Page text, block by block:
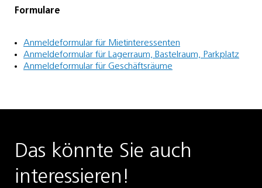
Formulare
Anmeldeformular für Mietinteressenten
Anmeldeformular für Lagerraum, Bastelraum, Parkplatz
Anmeldeformular für Geschäftsräume
Das könnte Sie auch
interessieren!